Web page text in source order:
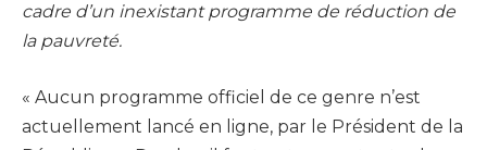
cadre d’un inexistant programme de réduction de
la pauvreté.
« Aucun programme officiel de ce genre n’est
actuellement lancé en ligne, par le Président de la